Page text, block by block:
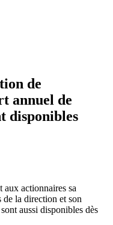
de
annuel de
disponibles
actionnaires sa
la direction et son
aussi disponibles dès